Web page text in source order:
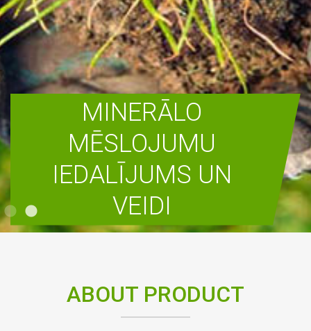
MINERĀLO
MĒSLOJUMU
IEDALĪJUMS UN
VEIDI
ABOUT PRODUCT